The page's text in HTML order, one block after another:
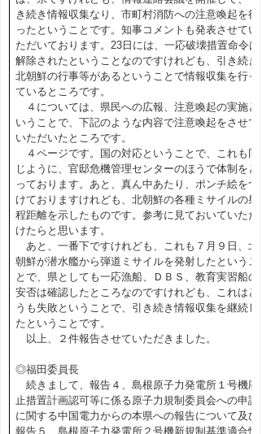
き続き情報収集なり、市町村消防への注意喚起を行
ったということです。知事コメントも発表させてい
ただいております。23日には、一応破壊措置命令は
解除されたということなのですけれども、引き続き
北朝鮮の行事等があるということで情報収集を行っ
ているところです。
４については、県民への広報、注意喚起の実施と
いうことで、下記のような内容で注意喚起をさせて
いただいたところです。
４ページです。国の対応ということで、これも同
じように、官邸危機管理センターのほうで体制をと
っております。あと、真ん中あたり、ポンチ絵をつ
けておりますけれども、北朝鮮の各種ミサイルの射
程距離を示したものです。参考に見ておいていただ
けたらと思います。
あと、一番下ですけれども、これも７月９日、北
朝鮮が潜水艦から弾道ミサイルを発射したというこ
とで、県としても一応漁船、ＤＢＳ、教育実習船の
安否は確認したところなのですけれども、これはど
うも失敗ということで、引き続き情報収集を継続し
たということです。
以上、２件報告させていただきました。
◎福田委員長
続きまして、報告４、島根原子力発電所１号機廃
止措置計画認可等に係る原子力規制委員会への申請
に関する中国電力からの本県への報告について及び
報告５、島根原子力発電所２号機新規制基準適合性